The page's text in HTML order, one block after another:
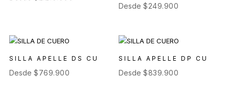
Desde$249.900
SILLA APELLE DS CU
Desde $769.900
SILLA APELLE DP CU
Desde$839.900